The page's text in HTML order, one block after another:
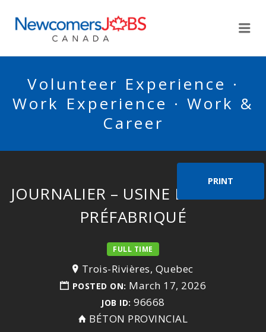
Volunteer Experience ·
Work Experience · Work &
Career
PRINT
JOURNALIER – USINE DE BÉTON
PRÉFABRIQUÉ
FULL TIME
Trois-Rivières, Quebec
POSTED ON: March 17, 2026
JOB ID: 96668
BÉTON PROVINCIAL